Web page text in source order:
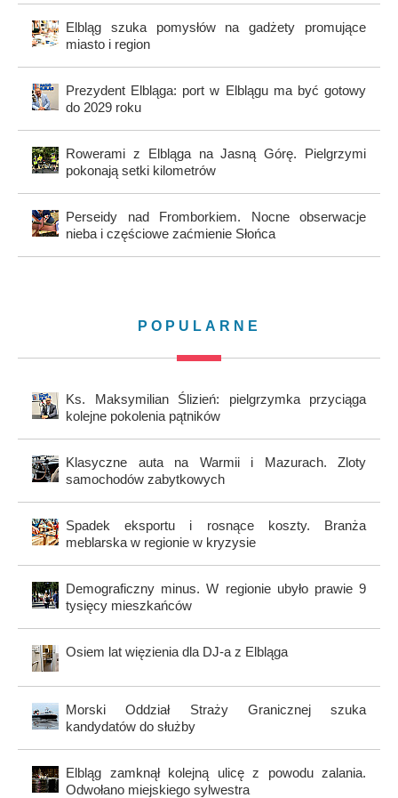
Elbląg szuka pomysłów na gadżety promujące
miasto i region
Prezydent Elbląga: port w Elblągu ma być gotowy
do 2029 roku
Rowerami z Elbląga na Jasną Górę. Pielgrzymi
pokonają setki kilometrów
Perseidy nad Fromborkiem. Nocne obserwacje
nieba i częściowe zaćmienie Słońca
POPULARNE
Ks. Maksymilian Ślizień: pielgrzymka przyciąga
kolejne pokolenia pątników
Klasyczne auta na Warmii i Mazurach. Zloty
samochodów zabytkowych
Spadek eksportu i rosnące koszty. Branża
meblarska w regionie w kryzysie
Demograficzny minus. W regionie ubyło prawie 9
tysięcy mieszkańców
Osiem lat więzienia dla DJ-a z Elbląga
Morski Oddział Straży Granicznej szuka
kandydatów do służby
Elbląg zamknął kolejną ulicę z powodu zalania.
Odwołano miejskiego sylwestra